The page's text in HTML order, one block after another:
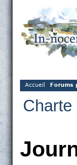
Accueil Forums
Charte